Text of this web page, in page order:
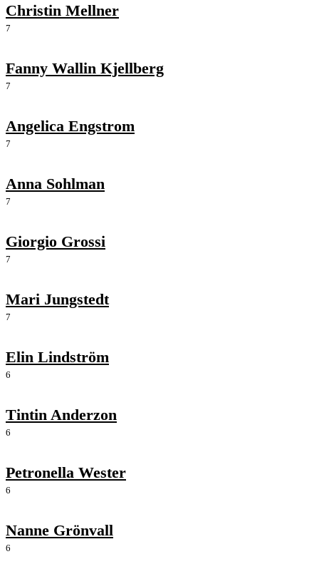
Christin Mellner
7
Fanny Wallin Kjellberg
7
Angelica Engstrom
7
Anna Sohlman
7
Giorgio Grossi
7
Mari Jungstedt
7
Elin Lindström
6
Tintin Anderzon
6
Petronella Wester
6
Nanne Grönvall
6